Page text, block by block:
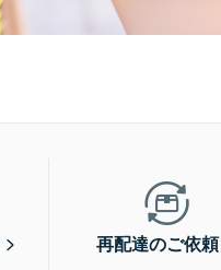
再配達のご依頼